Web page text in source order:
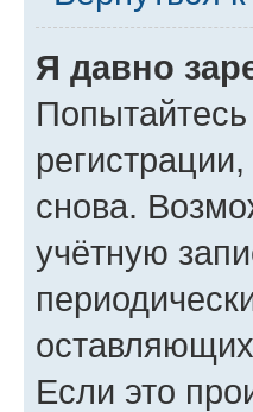
Я давно
снова.
учётную
Если это